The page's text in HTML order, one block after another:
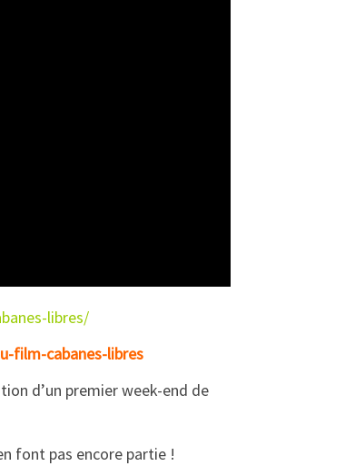
libres/
film-cabanes-libres
d’un premier week-end de
font pas encore partie !